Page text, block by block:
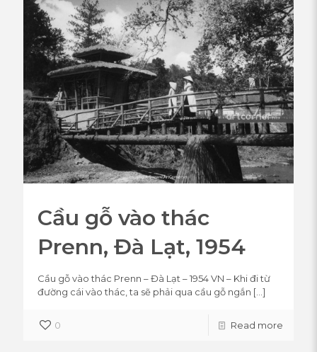
Cầu gỗ vào thác
Prenn, Đà Lạt, 1954
Cầu gỗ vào thác Prenn – Đà Lạt – 1954 VN – Khi đi từ
đường cái vào thác, ta sẽ phải qua cầu gỗ ngắn […]
0 Read more